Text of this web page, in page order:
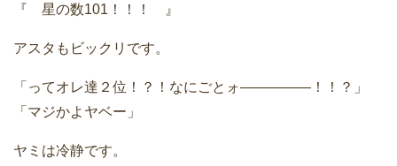
『 星の数101！！！ 』
アスタもビックリです。
「ってオレ達２位！？！なにごとォ—————！！？」
「マジかよヤベー」
ヤミは冷静です。